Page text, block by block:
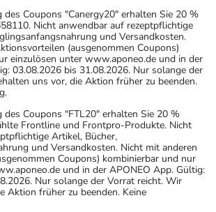
des Coupons "Canergy20" erhalten Sie 20 %
Nicht anwendbar auf rezeptpflichtige
und Versandkosten.
(ausgenommen Coupons)
einzulösen unter www.aponeo.de und in der
03.08.2026 bis 31.08.2026. Nur solange der
uns vor, die Aktion früher zu beenden.
des Coupons "FTL20" erhalten Sie 20 %
Frontline und Frontpro-Produkte. Nicht
Artikel, Bücher,
und Versandkosten. Nicht mit anderen
Coupons) kombinierbar und nur
und in der APONEO App. Gültig:
Nur solange der Vorrat reicht. Wir
Aktion früher zu beenden. Keine